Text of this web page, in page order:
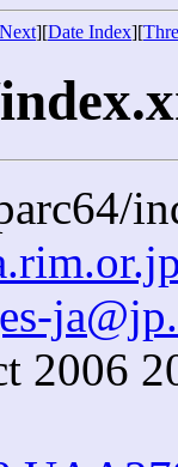
][Date Index][
2006